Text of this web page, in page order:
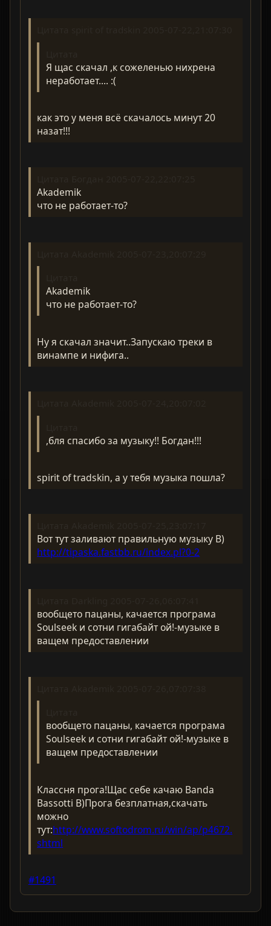
Я щас скачал ,к сожеленью нихрена
неработает.... :(
как это у меня всё скачалось минут 20
назат!!!
Akademik
что не работает-то?
Akademik
что не работает-то?
Ну я скачал значит..Запускаю треки в
винампе и нифига..
,бля спасибо за музыку!! Богдан!!!
spirit of tradskin, а у тебя музыка пошла?
Вот тут заливают правильную музыку B)
http://tipaska.fastbb.ru/index.pl?0-2
вообщето пацаны, качается програма
Soulseek и сотни гигабайт ой!-музыке в
ващем предоставлении
вообщето пацаны, качается програма
Soulseek и сотни гигабайт ой!-музыке в
ващем предоставлении
Классня прога!Щас себе качаю Banda
Bassotti B)Прога безплатная,скачать
можно
тут:http://www.softodrom.ru/win/ap/p4672.
shtml
#1491